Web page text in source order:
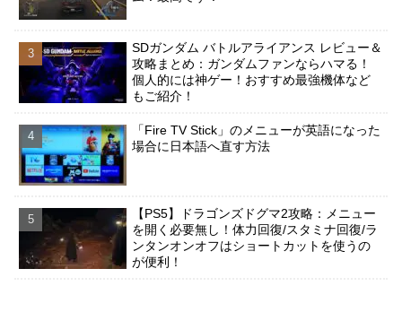
SDガンダム バトルアライアンス レビュー＆
攻略まとめ：ガンダムファンならハマる！
個人的には神ゲー！おすすめ最強機体など
もご紹介！
「Fire TV Stick」のメニューが英語になった
場合に日本語へ直す方法
【PS5】ドラゴンズドグマ2攻略：メニュー
を開く必要無し！体力回復/スタミナ回復/ラ
ンタンオンオフはショートカットを使うの
が便利！